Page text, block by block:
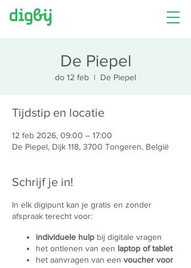
De Piepel
do 12 feb
  |
De Piepel
Tijdstip en locatie
12 feb 2026, 09:00 – 17:00
De Piepel, Dijk 118, 3700 Tongeren, België
Schrijf je in!
In elk digipunt kan je gratis en zonder
afspraak terecht voor:
individuele hulp bij digitale vragen
het ontlenen van een laptop of tablet
het aanvragen van een voucher voor